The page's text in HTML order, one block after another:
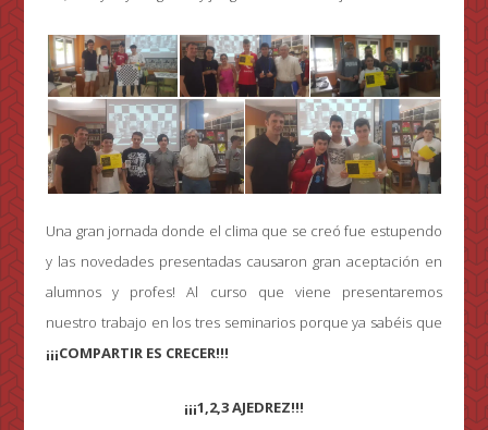
Una gran jornada donde el clima que se creó fue estupendo
y las novedades presentadas causaron gran aceptación en
alumnos y profes! Al curso que viene presentaremos
nuestro trabajo en los tres seminarios porque ya sabéis que
¡¡¡COMPARTIR ES CRECER!!!
¡¡¡1,2,3 AJEDREZ!!!